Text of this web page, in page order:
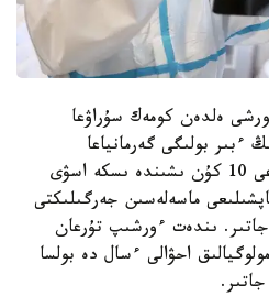
ەلدەن كومەك سۇراۋعا
ءبىر بولىگى گەرمانياعا
جىبەرىلەتىن بولدى. بۇل الداعى 10 كۇن ىشىندە ىسكە اسۋى
ماسەلەسىن جەرگىلىكتى
ىندەت ءورشىپ تۇرعان
احۋالى ءسال دە بولسا